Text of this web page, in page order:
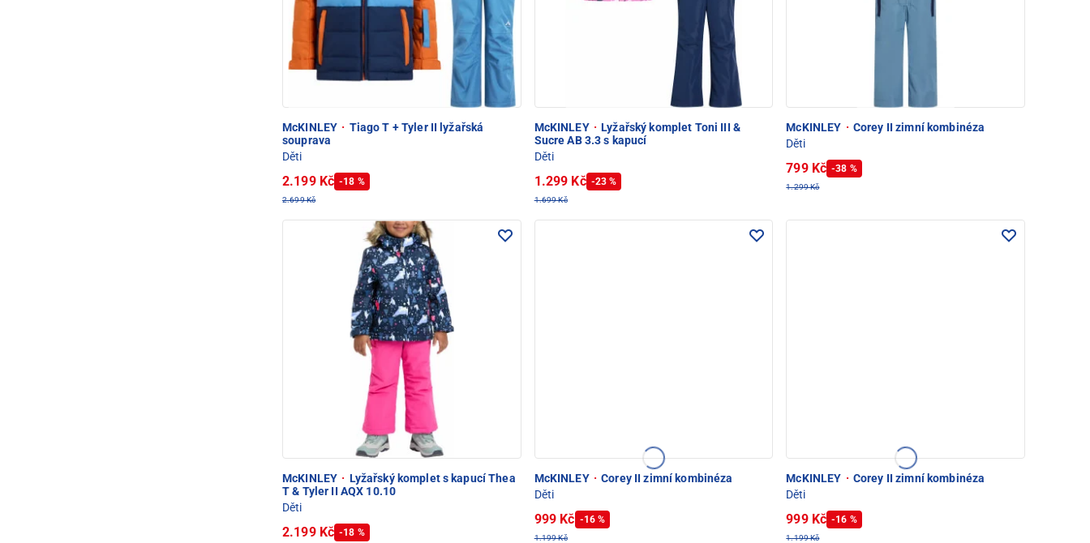
McKINLEY · Tiago T + Tyler II lyžařská
souprava
Děti
2.199 Kč -18 %
2.699 Kč
McKINLEY · Lyžařský komplet Toni III &
Sucre AB 3.3 s kapucí
Děti
1.299 Kč -23 %
1.699 Kč
McKINLEY · Corey II zimní kombinéza
Děti
799 Kč -38 %
1.299 Kč
McKINLEY · Lyžařský komplet s kapucí Thea
T & Tyler II AQX 10.10
Děti
2.199 Kč -18 %
McKINLEY · Corey II zimní kombinéza
Děti
999 Kč -16 %
1.199 Kč
McKINLEY · Corey II zimní kombinéza
Děti
999 Kč -16 %
1.199 Kč